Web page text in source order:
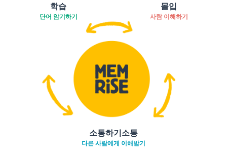
학습
단어 암기하기
몰입
사람 이해하기
소통하기소통
다른 사람에게 이해받기